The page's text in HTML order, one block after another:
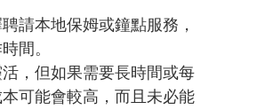
請本地保姆或鐘點服務，
間。
，但如果需要長時間或每
可能會較高，而且未必能